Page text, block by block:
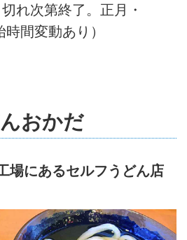
れ次第終了。正月・
間変動あり）
おかだ
場にあるセルフうどん店